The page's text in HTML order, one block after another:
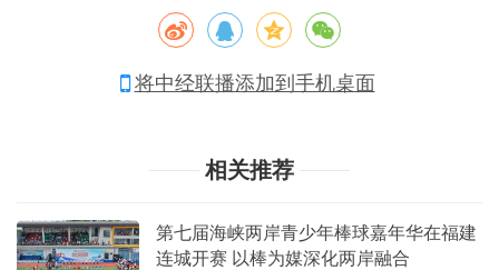
将中经联播添加到手机桌面
相关推荐
第七届海峡两岸青少年棒球嘉年华在福建
连城开赛 以棒为媒深化两岸融合